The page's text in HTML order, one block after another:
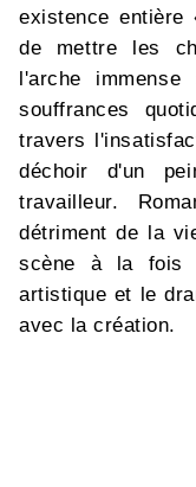
existence
de mettre les
l'arche
souffrances
travers
déchoir d'un
travailleur.
détriment de la
scène à la fois
artistique et le
avec la création.